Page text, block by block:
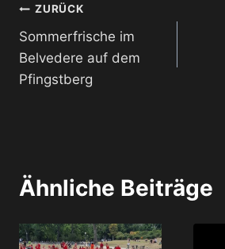
Beitragsnavigation
ZURÜCK
Sommerfrische im
Belvedere auf dem
Pfingstberg
Ähnliche Beiträge